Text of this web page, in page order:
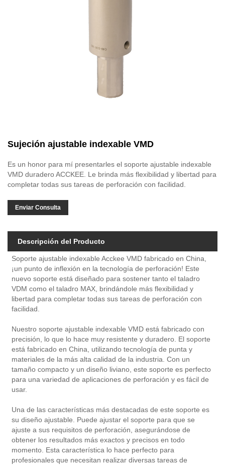
Sujeción ajustable indexable VMD
Es un honor para mí presentarles el soporte ajustable indexable
VMD duradero ACCKEE. Le brinda más flexibilidad y libertad para
completar todas sus tareas de perforación con facilidad.
Enviar Consulta
Descripción del Producto
Soporte ajustable indexable Acckee VMD fabricado en China,
¡un punto de inflexión en la tecnología de perforación! Este
nuevo soporte está diseñado para sostener tanto el taladro
VDM como el taladro MAX, brindándole más flexibilidad y
libertad para completar todas sus tareas de perforación con
facilidad.
Nuestro soporte ajustable indexable VMD está fabricado con
precisión, lo que lo hace muy resistente y duradero. El soporte
está fabricado en China, utilizando tecnología de punta y
materiales de la más alta calidad de la industria. Con un
tamaño compacto y un diseño liviano, este soporte es perfecto
para una variedad de aplicaciones de perforación y es fácil de
usar.
Una de las características más destacadas de este soporte es
su diseño ajustable. Puede ajustar el soporte para que se
ajuste a sus requisitos de perforación, asegurándose de
obtener los resultados más exactos y precisos en todo
momento. Esta característica lo hace perfecto para
profesionales que necesitan realizar diversas tareas de